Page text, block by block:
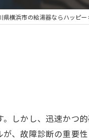
県横浜市の給湯器ならハッピー
しかし、迅速かつ
、故障診断の重要